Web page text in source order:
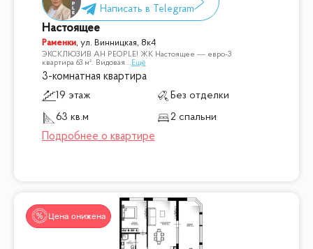
Настоящее
Раменки, ул. Винницкая, 8к4
ЭКСКЛЮЗИВ АН PEOPLE! ЖК Настоящее — евро-3
квартира 63 м². Видовая... Ещё
3-комнатная квартира
19 этаж
Без отделки
63 кв.м
2 спальни
Цена снижена